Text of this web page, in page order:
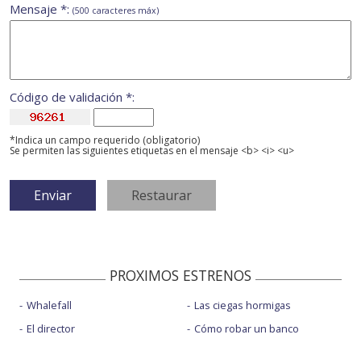
Mensaje *: (500 caracteres máx)
Código de validación *:
*Indica un campo requerido (obligatorio)
Se permiten las siguientes etiquetas en el mensaje <b> <i> <u>
PROXIMOS ESTRENOS
Whalefall
El director
Las ciegas hormigas
Cómo robar un banco